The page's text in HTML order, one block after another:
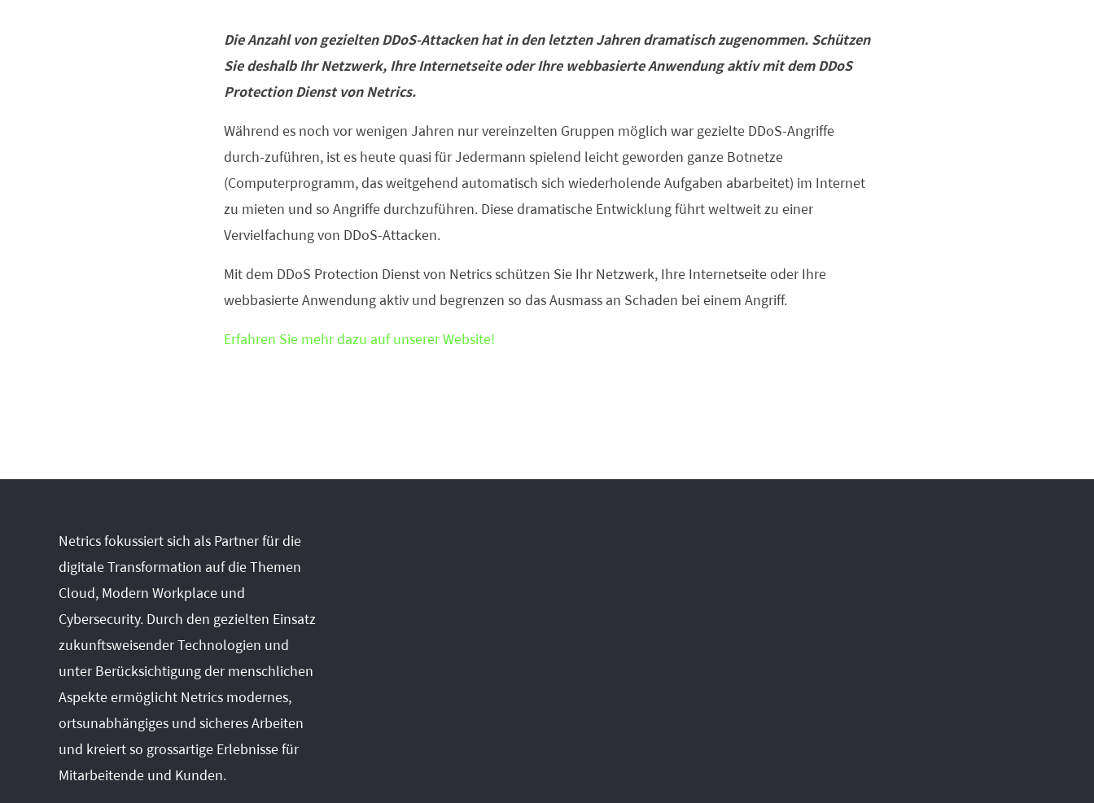
Die Anzahl von gezielten DDoS-Attacken hat in den letzten Jahren dramatisch zugenommen. Schützen
Sie deshalb Ihr Netzwerk, Ihre Internetseite oder Ihre webbasierte Anwendung aktiv mit dem DDoS
Protection Dienst von Netrics.
Während es noch vor wenigen Jahren nur vereinzelten Gruppen möglich war gezielte DDoS-Angriffe
durch-zuführen, ist es heute quasi für Jedermann spielend leicht geworden ganze Botnetze
(Computerprogramm, das weitgehend automatisch sich wiederholende Aufgaben abarbeitet) im Internet
zu mieten und so Angriffe durchzuführen. Diese dramatische Entwicklung führt weltweit zu einer
Vervielfachung von DDoS-Attacken.
Mit dem DDoS Protection Dienst von Netrics schützen Sie Ihr Netzwerk, Ihre Internetseite oder Ihre
webbasierte Anwendung aktiv und begrenzen so das Ausmass an Schaden bei einem Angriff.
Erfahren Siemehr dazu auf unserer Website!
Netrics fokussiert sich als Partner für die
digitale Transformation auf die Themen
Cloud, Modern Workplace und
Cybersecurity. Durch den gezielten Einsatz
zukunftsweisender Technologien und
unter Berücksichtigung der menschlichen
Aspekte ermöglicht Netrics modernes,
ortsunabhängiges und sicheres Arbeiten
und kreiert so grossartige Erlebnisse für
Mitarbeitende und Kunden.